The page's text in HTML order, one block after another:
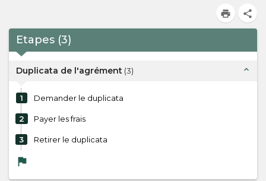
print share
Etapes (3)
Duplicata de l'agrément (3) expand_less
1 Demander le duplicata
2 Payer les frais
3 Retirer le duplicata
flag